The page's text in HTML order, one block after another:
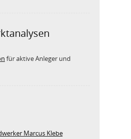
für aktive Anleger und
Marcus Klebe